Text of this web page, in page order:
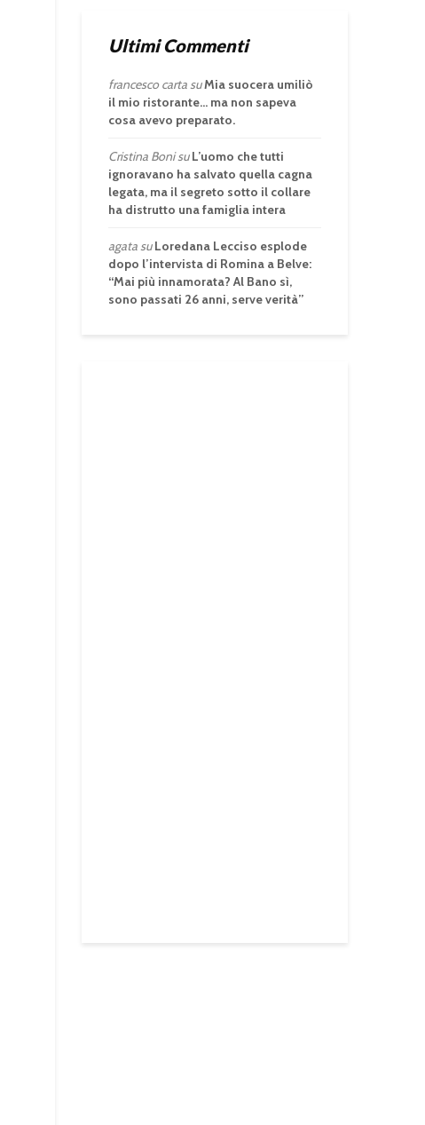
Ultimi Commenti
francesco cartasuMia suocera umiliò
il mio ristorante… ma non sapeva
cosa avevo preparato.
Cristina BonisuL’uomo che tutti
ignoravano ha salvato quella cagna
legata, ma il segreto sotto il collare
ha distrutto una famiglia intera
agatasuLoredana Lecciso esplode
dopo l’intervista di Romina a Belve:
“Mai più innamorata? Al Bano sì,
sono passati 26 anni, serve verità”